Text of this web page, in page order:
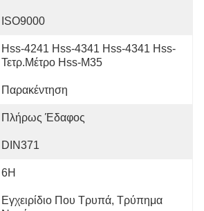
ISO9000
Hss-4241 Hss-4341 Hss-4341 Hss-
Τετρ.μέτρο Hss-M35
Παρακέντηση
Πλήρως Έδαφος
DIN371
6H
Εγχειρίδιο Που Τρυπά, Τρύπημα